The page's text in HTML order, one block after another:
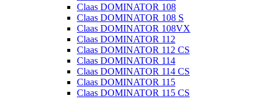
Claas DOMINATOR 108
Claas DOMINATOR 108 S
Claas DOMINATOR 108VX
Claas DOMINATOR 112
Claas DOMINATOR 112 CS
Claas DOMINATOR 114
Claas DOMINATOR 114 CS
Claas DOMINATOR 115
Claas DOMINATOR 115 CS